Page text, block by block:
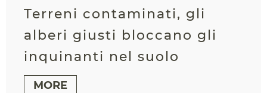
Terreni contaminati, gli
alberi giusti bloccano gli
inquinanti nel suolo
MORE